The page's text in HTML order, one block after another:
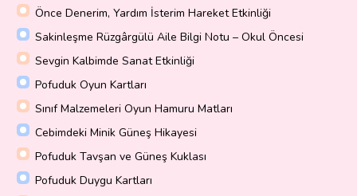
Önce Denerim, Yardım İsterim Hareket Etkinliği
Sakinleşme Rüzgârgülü Aile Bilgi Notu – Okul Öncesi
Sevgin Kalbimde Sanat Etkinliği
Pofuduk Oyun Kartları
Sınıf Malzemeleri Oyun Hamuru Matları
Cebimdeki Minik Güneş Hikayesi
Pofuduk Tavşan ve Güneş Kuklası
Pofuduk Duygu Kartları